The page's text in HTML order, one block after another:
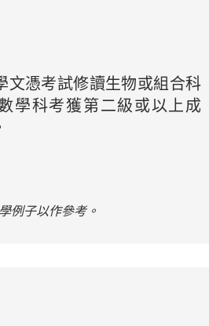
文憑考試修讀生物或組合科
學科考獲第二級或以上成
例子以作參考。